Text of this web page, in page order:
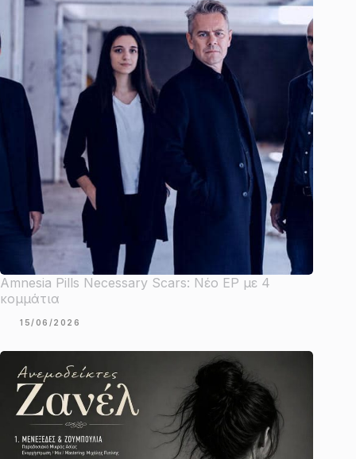
Amnesia Pills Necessary Scars: Νέο EP με 4
κομμάτια
15/06/2026